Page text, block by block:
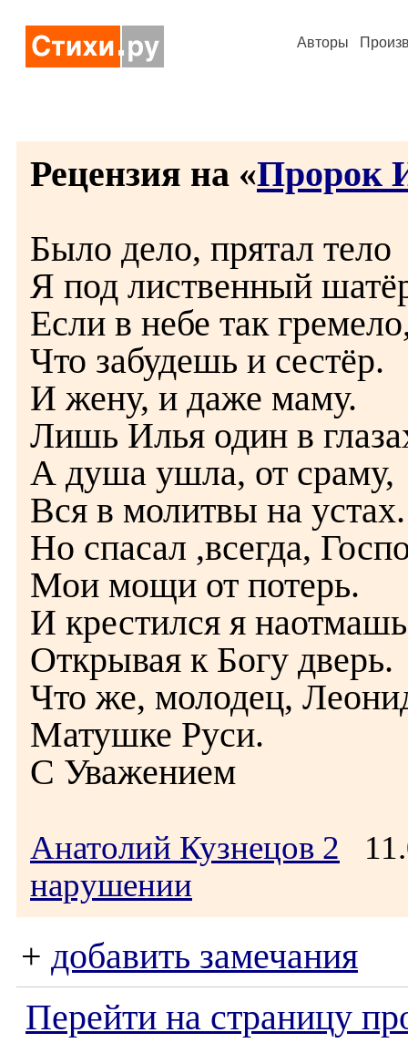
Авторы
Рецензия на «Пророк
Было дело, прятал тело
Я под лиственный
Если в небе так
Что забудешь и сестёр.
И жену, и даже маму.
Лишь Илья один в
А душа ушла, от сраму,
Вся в молитвы на устах.
Но спасал ,всегда,
Мои мощи от потерь.
И крестился я
Открывая к Богу дверь.
Что же, молодец,
Матушке Руси.
С Уважением
Анатолий Кузнецов 2
нарушении
+ добавить замечания
Перейти на страницу